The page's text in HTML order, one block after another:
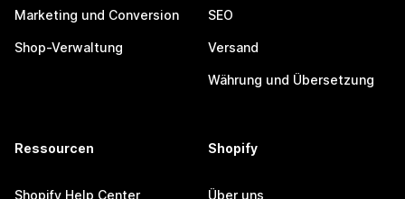
Marketing und Conversion
Shop-Verwaltung
SEO
Versand
Währung und Übersetzung
Ressourcen
Shopify Help Center
Shopify
Über uns